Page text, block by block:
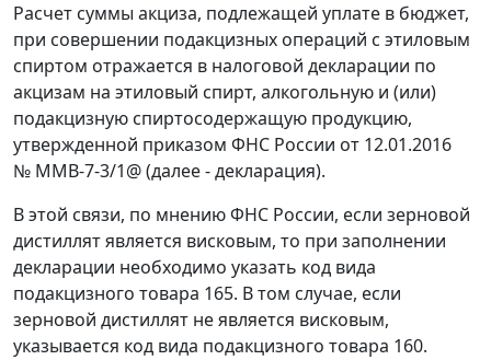
Расчет суммы акциза, подлежащей уплате в бюджет,
при совершении подакцизных операций с этиловым
спиртом отражается в налоговой декларации по
акцизам на этиловый спирт, алкогольную и (или)
подакцизную спиртосодержащую продукцию,
утвержденной приказом ФНС России от 12.01.2016
№ ММВ-7-3/1@ (далее - декларация).
В этой связи, по мнению ФНС России, если зерновой
дистиллят является висковым, то при заполнении
декларации необходимо указать код вида
подакцизного товара 165. В том случае, если
зерновой дистиллят не является висковым,
указывается код вида подакцизного товара 160.